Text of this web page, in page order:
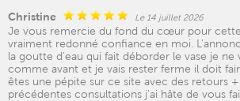
Christine Le 14 juillet 2026
Je vous remercie du fond du cœur pour
vraiment redonné confiance en moi.
la goutte d'eau qui fait déborder le vase je ne
comme avant et je vais rester ferme il doit
êtes une pépite sur ce site avec des retours
précédentes consultations j'ai hâte de vous